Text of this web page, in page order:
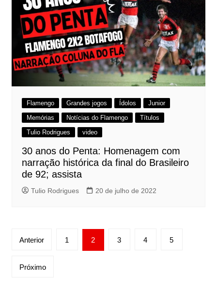
Flamengo Grandes jogos Ídolos
Junior
Memórias
Notícias do Flamengo
Títulos
Tulio Rodrigues
video
30 anos do Penta: Homenagem com
narração histórica da final do Brasileiro
de 92; assista
Tulio Rodrigues 20 de julho de 2022
Paginação
posts
Anterior 1 2 3 4 5
Próximo